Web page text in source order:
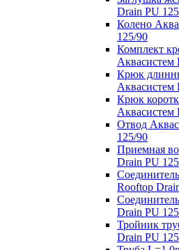
Drain PU
Колено
125/90
Комплект
Аквасистем
Крюк
Аквасистем
Крюк
Аквасистем
Отвод
125/90
Приемная
Drain PU
Rooftop
Drain PU
Тройник
Drain PU